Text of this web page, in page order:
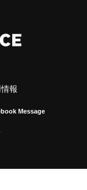
報
Message